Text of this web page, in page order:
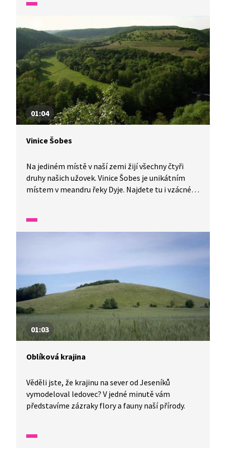
01:04
Vinice Šobes
Na jediném místě v naší zemi žijí všechny čtyři
druhy našich užovek. Vinice Šobes je unikátním
místem v meandru řeky Dyje. Najdete tu i vzácné
01:03
Oblíková krajina
Věděli jste, že krajinu na sever od Jeseníků
vymodeloval ledovec? V jedné minutě vám
představíme zázraky flory a fauny naší přírody.